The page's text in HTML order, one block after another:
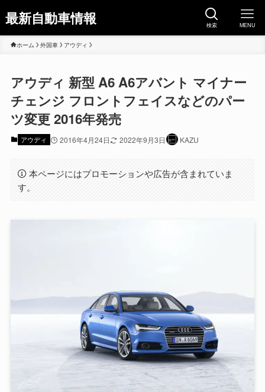
最新自動車情報 検索 MENU
ホーム 外国車 アウディ
アウディ 新型 A6 A6アバント マイナー
チェンジ フロントフェイスなどのパー
ツ変更 2016年発売
アウディ 2016年4月24日 2022年9月3日 KAZU
本ページにはプロモーションや広告が含まれていま
す。